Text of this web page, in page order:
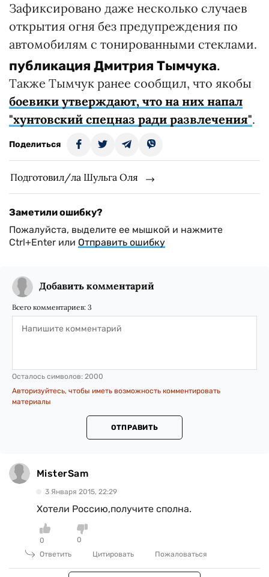
Зафиксировано даже несколько случаев
открытия огня без предупреждения по
автомобилям с тонированными стеклами.
публикация Дмитрия Тымчука.
Также Тымчук ранее сообщил, что якобы
боевики утверждают, что на них напал
"хунтовский спецназ ради развлечения".
Поделиться
Подготовил/ла Шульга Оля
Заметили ошибку?
Пожалуйста, выделите ее мышкой и нажмите
Ctrl+Enter или Отправить ошибку
Добавить комментарий
Всего комментариев: 3
Осталось символов: 2000
Авторизуйтесь, чтобы иметь возможность комментировать
материалы
ОТПРАВИТЬ
MisterSam
3 Января 2015, 22:29
Хотели Россию,получите сполна.
0
0
Ответить
Цитировать Пожаловаться